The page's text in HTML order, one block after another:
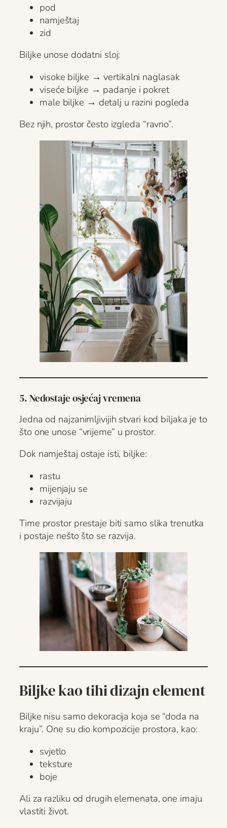
pod
namještaj
zid
Biljke unose dodatni sloj:
visoke biljke → vertikalni naglasak
viseće biljke → padanje i pokret
male biljke → detalj u razini pogleda
Bez njih, prostor često izgleda “ravno”.
5. Nedostaje osjećaj vremena
Jedna od najzanimljivijih stvari kod biljaka je to
što one unose “vrijeme” u prostor.
Dok namještaj ostaje isti, biljke:
rastu
mijenjaju se
razvijaju
Time prostor prestaje biti samo slika trenutka
i postaje nešto što se razvija.
Biljke kao tihi dizajn element
Biljke nisu samo dekoracija koja se “doda na
kraju”. One su dio kompozicije prostora, kao:
svjetlo
teksture
boje
Ali za razliku od drugih elemenata, one imaju
vlastiti život.